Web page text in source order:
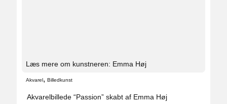
Læs mere om kunstneren: Emma Høj
Akvarel,Billedkunst
Akvarelbillede “Passion” skabt af Emma Høj